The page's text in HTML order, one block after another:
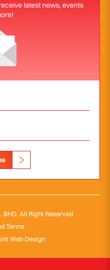
latest news, events
BHD. All Right Reserved
Terms
Web Design